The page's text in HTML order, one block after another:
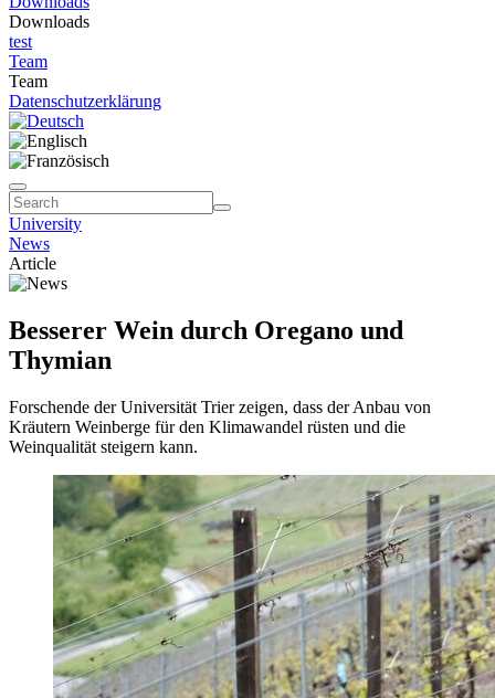
Downloads
test
Team
Team
Datenschutzerklärung
University
News
Article
Besserer Wein durch Oregano und
Thymian
Forschende der Universität Trier zeigen, dass der Anbau von
Kräutern Weinberge für den Klimawandel rüsten und die
Weinqualität steigern kann.